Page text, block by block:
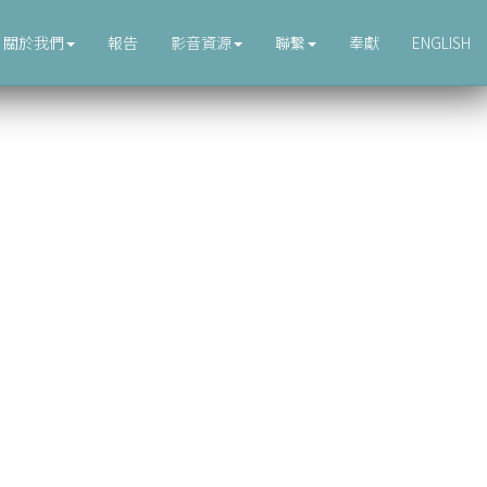
關於我們 報告 影音資源 聯繫 奉獻 ENGLISH